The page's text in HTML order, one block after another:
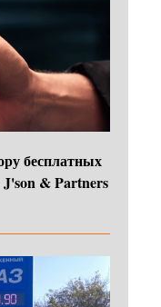
бесплатных
& Partners